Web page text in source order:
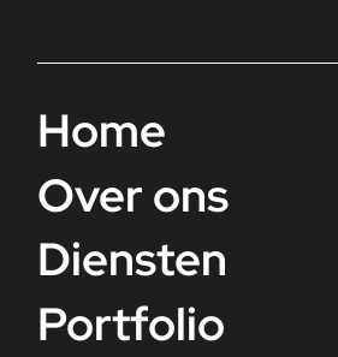
Home
Over ons
Diensten
Portfolio